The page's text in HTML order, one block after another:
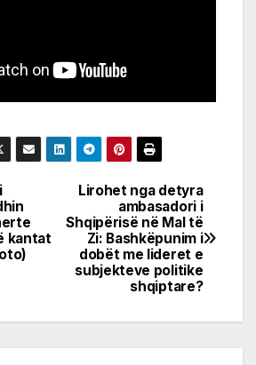
Lirohet nga detyra
ambasadori i
Shqipërisë në Mal të
Zi: Bashkëpunim i
dobët me lideret e
subjekteve politike
shqiptare?
kantat